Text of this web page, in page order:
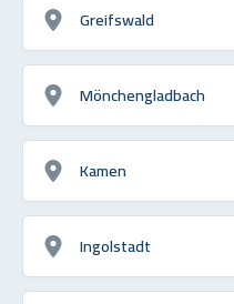
Greifswald
Mönchengladbach
Kamen
Ingolstadt